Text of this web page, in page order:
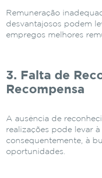
Remuneração
desvantajosos podem
empregos melhores
3. Falta de
Recompensa
A ausência de
realizações pode levar à
consequentemente, à
oportunidades.